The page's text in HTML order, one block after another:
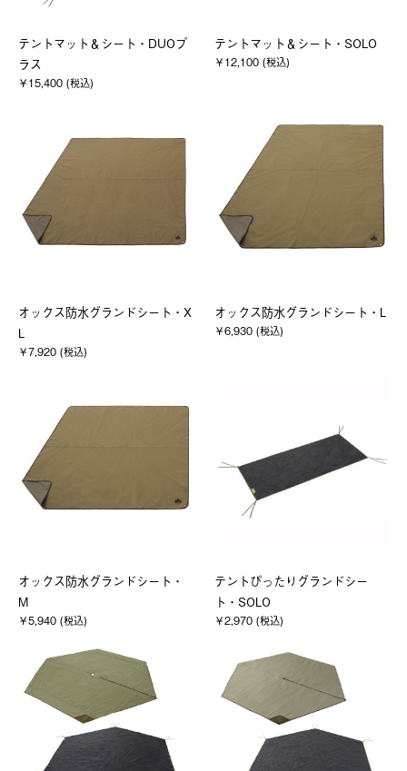
テントマット＆シート・DUOプ
ラス
￥15,400 (税込)
テントマット＆シート・SOLO
￥12,100 (税込)
オックス防水グランドシート・X
L
￥7,920 (税込)
オックス防水グランドシート・L
￥6,930 (税込)
オックス防水グランドシート・
M
￥5,940 (税込)
テントぴったりグランドシー
ト・SOLO
￥2,970 (税込)